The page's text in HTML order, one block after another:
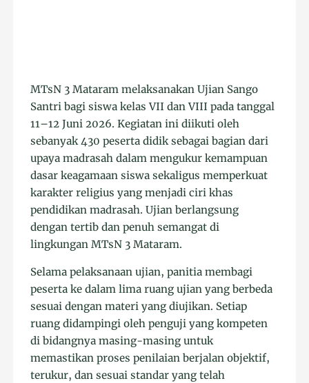
MTsN 3 Mataram melaksanakan Ujian Sango
Santri bagi siswa kelas VII dan VIII pada tanggal
11–12 Juni 2026. Kegiatan ini diikuti oleh
sebanyak 430 peserta didik sebagai bagian dari
upaya madrasah dalam mengukur kemampuan
dasar keagamaan siswa sekaligus memperkuat
karakter religius yang menjadi ciri khas
pendidikan madrasah. Ujian berlangsung
dengan tertib dan penuh semangat di
lingkungan MTsN 3 Mataram.
Selama pelaksanaan ujian, panitia membagi
peserta ke dalam lima ruang ujian yang berbeda
sesuai dengan materi yang diujikan. Setiap
ruang didampingi oleh penguji yang kompeten
di bidangnya masing-masing untuk
memastikan proses penilaian berjalan objektif,
terukur, dan sesuai standar yang telah